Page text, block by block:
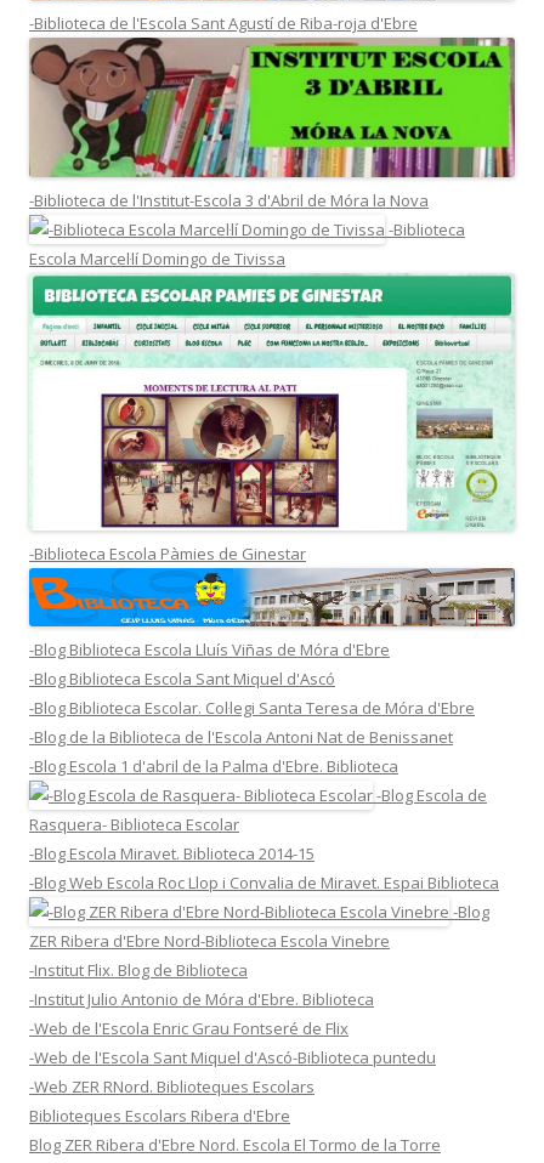
-Biblioteca de l'Escola Sant Agustí de Riba-roja d'Ebre
-Biblioteca de l'Institut-Escola 3 d'Abril de Móra la Nova
-Biblioteca
Escola Marcel·lí Domingo de Tivissa
-Biblioteca Escola Pàmies de Ginestar
-Blog Biblioteca Escola Lluís Viñas de Móra d'Ebre
-Blog Biblioteca Escola Sant Miquel d'Ascó
-Blog Biblioteca Escolar. Col·legi Santa Teresa de Móra d'Ebre
-Blog de la Biblioteca de l'Escola Antoni Nat de Benissanet
-Blog Escola 1 d'abril de la Palma d'Ebre. Biblioteca
-Blog Escola de
Rasquera- Biblioteca Escolar
-Blog Escola Miravet. Biblioteca 2014-15
-Blog Web Escola Roc Llop i Convalia de Miravet. Espai Biblioteca
-Blog
ZER Ribera d'Ebre Nord-Biblioteca Escola Vinebre
-Institut Flix. Blog de Biblioteca
-Institut Julio Antonio de Móra d'Ebre. Biblioteca
-Web de l'Escola Enric Grau Fontseré de Flix
-Web de l'Escola Sant Miquel d'Ascó-Biblioteca puntedu
-Web ZER RNord. Biblioteques Escolars
Biblioteques Escolars Ribera d'Ebre
Blog ZER Ribera d'Ebre Nord. Escola El Tormo de la Torre